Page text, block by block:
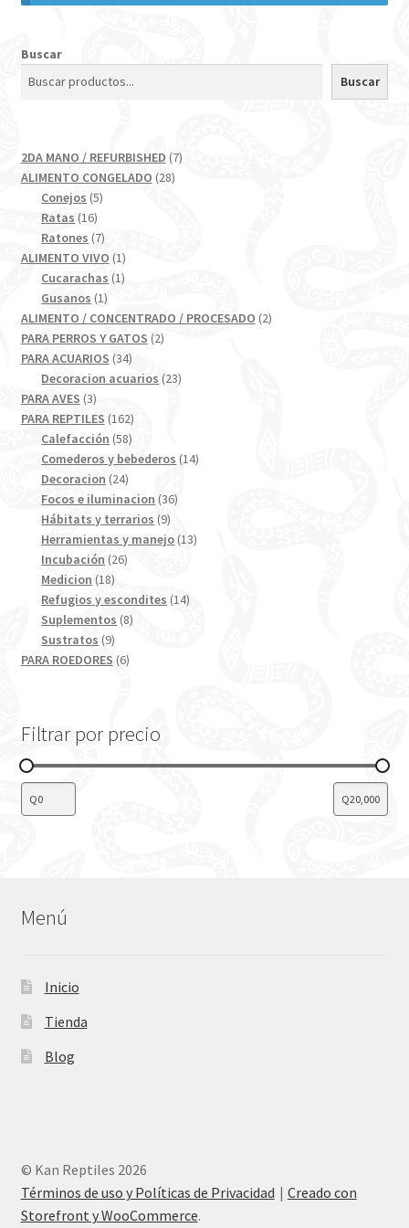
Buscar
Buscar
2DA MANO / REFURBISHED 77
ALIMENTO CONGELADO 2828
Conejos 55
Ratas 1616
productos
Ratones 77
productos
ALIMENTO VIVO 11
producto
Cucarachas 11
Gusanos 11
producto
ALIMENTO / CONCENTRADO / PROCESADO 22
PARA PERROS Y GATOS 22
PARA ACUARIOS 3434
productos
Decoracion acuarios 2323
PARA AVES 33
productos
PARA REPTILES 162162
productos
Calefacción 5858
productos
Comederos y bebederos 1414
Decoracion 2424
productos
Focos e iluminacion 3636
Hábitats y terrarios 99
productos
Herramientas y manejo 1313
Incubación 2626
Medicion 1818
productos
Refugios y escondites 1414
Suplementos 88
Sustratos 99
productos
PARA ROEDORES 66
Filtrar por precio
Menú
Inicio
Tienda
Blog
© Kan Reptiles 2026
Términos de uso y Políticas de Privacidad
Creado con
Storefront y WooCommerce.